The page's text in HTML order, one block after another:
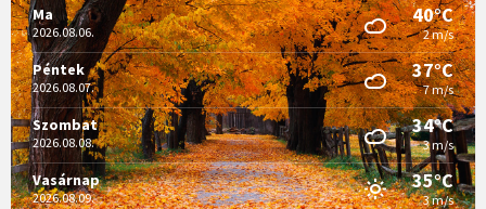
Ma
2026.08.06.
40°C
2 m/s
Péntek
2026.08.07.
37°C
7 m/s
Szombat
2026.08.08.
34°C
3 m/s
Vasárnap
2026.08.09.
35°C
3 m/s